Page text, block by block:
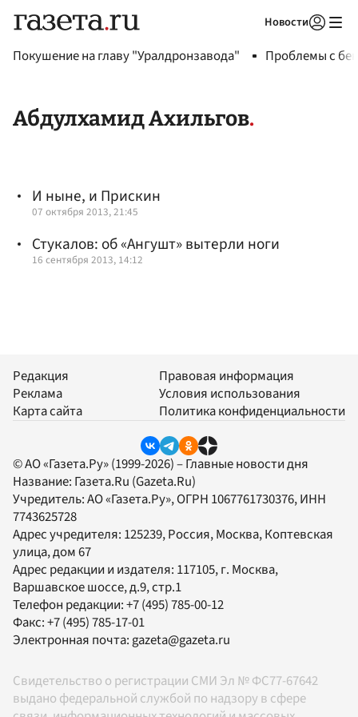
Новости
Покушение на главу "Уралдронзавода" Проблемы с
Абдулхамид Ахильгов
И ныне, и Прискин
07 октября 2013, 21:45
Стукалов: об «Ангушт» вытерли ноги
16 сентября 2013, 14:12
Редакция
Реклама
Карта сайта
Правовая информация
Условия использования
Политика конфиденциальности
© АО «Газета.Ру» (1999-2026) – Главные новости дня
Название: Газета.Ru (Gazeta.Ru)
Учредитель:АО «Газета.Ру», ОГРН 1067761730376, ИНН
7743625728
Адрес учредителя: 125239, Россия, Москва, Коптевская
улица, дом 67
Адрес редакции и издателя: 117105, г. Москва,
Варшавское шоссе, д.9, стр.1
Телефон редакции:+7 (495) 785-00-12
Факс:+7 (495) 785-17-01
Электронная почта:gazeta@gazeta.ru
Свидетельство о регистрации СМИ Эл № ФС77-67642
выдано федеральной службой по надзору в сфере